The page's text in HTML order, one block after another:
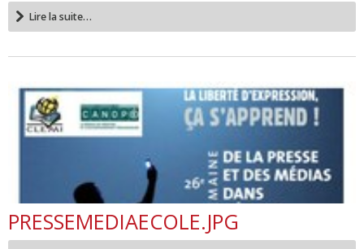
Lire la suite…
PRESSEMEDIAECOLE.JPG